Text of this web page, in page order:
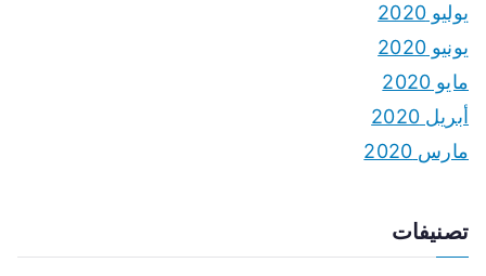
يوليو 2020
يونيو 2020
مايو 2020
أبريل 2020
مارس 2020
تصنيفات